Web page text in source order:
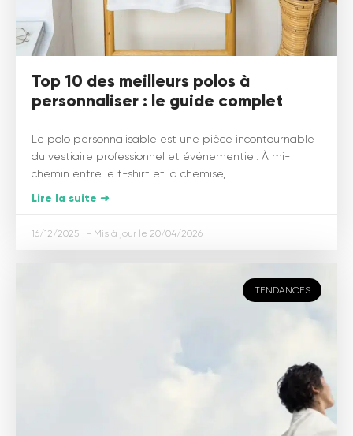
Top 10 des meilleurs polos à
personnaliser : le guide complet
Le polo personnalisable est une pièce incontournable
du vestiaire professionnel et événementiel. À mi-
chemin entre le t-shirt et la chemise,...
Lire la suite ➜
16/12/2025 20/04/2026
TENDANCES